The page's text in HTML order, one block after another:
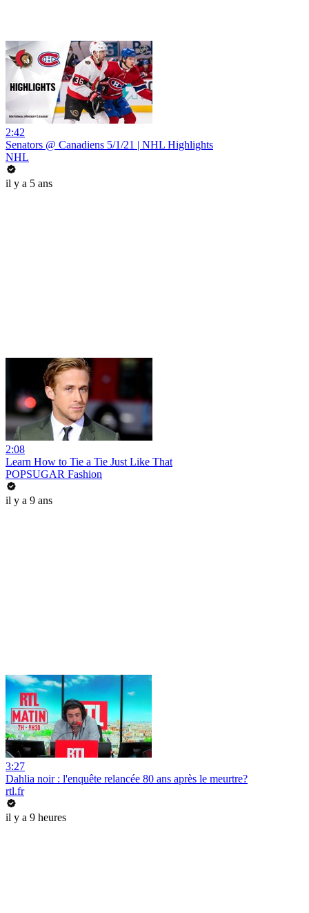
2:42
Senators @ Canadiens 5/1/21 | NHL Highlights
NHL
il y a 5 ans
2:08
Learn How to Tie a Tie Just Like That
POPSUGAR Fashion
il y a 9 ans
3:27
Dahlia noir : l'enquête relancée 80 ans après le meurtre?
rtl.fr
il y a 9 heures